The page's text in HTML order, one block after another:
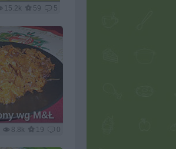
15.2k 59 5
wg M&Ł
8.8k 19 0